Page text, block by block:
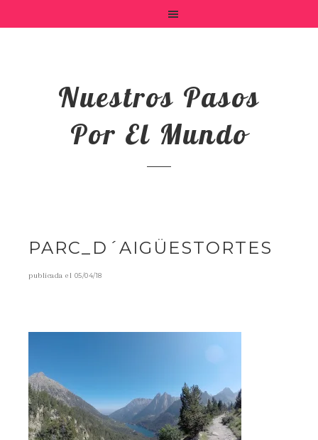
Nuestros Pasos
Por El Mundo
PARC_D´AIGÜESTORTES
publicada el 05/04/18